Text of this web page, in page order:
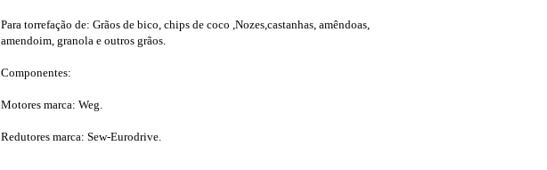
Para torrefação de: Grãos de bico, chips de coco ,Nozes,castanhas, amêndoas,
amendoim, granola e outros grãos.
Componentes:
Motores marca: Weg.
Redutores marca: Sew-Eurodrive.